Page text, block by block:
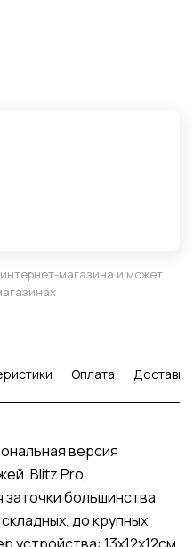
магазина и может
Оплата Доставка
версия
Blitz Pro,
большинства
до крупных